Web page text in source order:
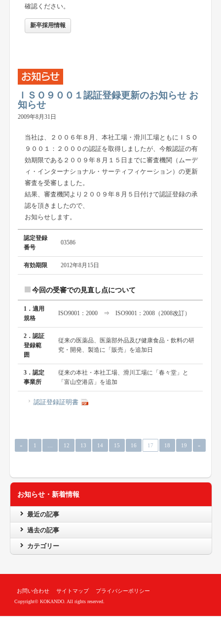
確認ください。
新卒採用情報
ＩＳＯ９００１認証登録更新のお知らせ お
知らせ
2009年8月31日
当社は、２００６年８月、本社工場・滑川工場ともにＩＳＯ
９００１：２０００の認証を取得しましたが、今般認証の有
効期限である２００９年８月１５日までに審査機関（ムーデ
ィ・インターナショナル・サーティフィケーション）の更新
審査を受審しました。
結果、審査機関より２００９年８月５日付けで認証登録の承
認を頂きましたので、
お知らせします。
認定登録
番号
03586
有効期限 2012年8月15日
今回の受審での見直し点について
1．適用
規格
ISO9001：2000 ⇒ ISO9001：2008（2008改訂）
2．認証
登録範
囲
従来の医薬品、医薬部外品及び健康食品・飲料の研
究・開発、製造に「販売」を追加日
3．認定
事業所
従来の本社・本社工場、滑川工場に「春々堂」と
「富山空港店」を追加
認証登録証明書
« 1 12 13 14 15 16 17 18 19 »
お知らせ・新着情報
最近の記事
過去の記事
カテゴリー
お問い合わせ サイトマップ プライバシーポリシー
Copyright© KOKANDO. All rights reserved.